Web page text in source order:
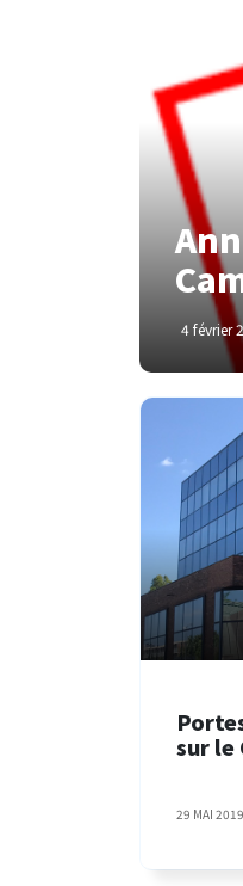
4 février
sur le
29 MAI 2019